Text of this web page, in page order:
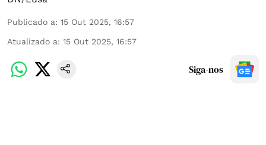
Publicado a: 15 Out 2025, 16:57
Atualizado a: 15 Out 2025, 16:57
Siga-nos